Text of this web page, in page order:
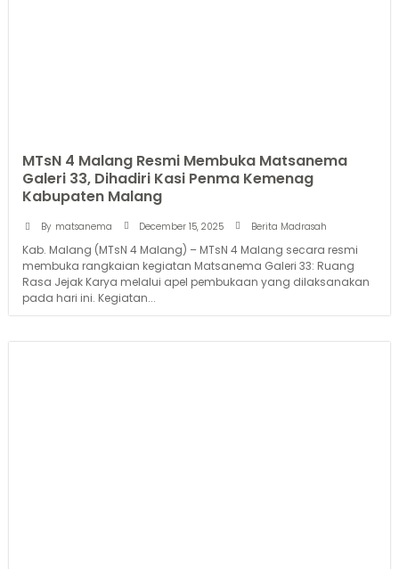
MTsN 4 Malang Resmi Membuka Matsanema
Galeri 33, Dihadiri Kasi Penma Kemenag
Kabupaten Malang
By matsanema December 15, 2025 Berita Madrasah
Kab. Malang (MTsN 4 Malang) – MTsN 4 Malang secara resmi
membuka rangkaian kegiatan Matsanema Galeri 33: Ruang
Rasa Jejak Karya melalui apel pembukaan yang dilaksanakan
pada hari ini. Kegiatan...